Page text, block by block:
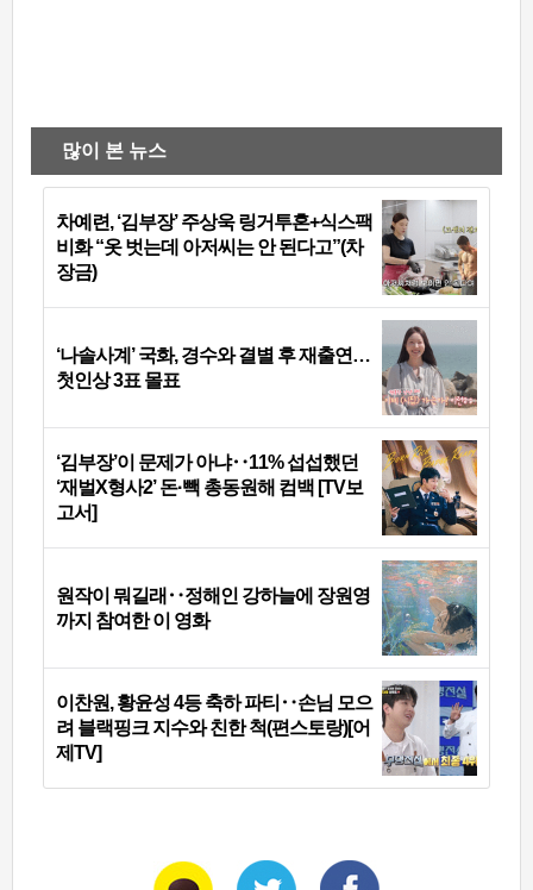
많이 본 뉴스
차예련, ‘김부장’ 주상욱 링거투혼+식스팩
비화 “옷 벗는데 아저씨는 안 된다고”(차
장금)
‘나솔사계’ 국화, 경수와 결별 후 재출연…
첫인상 3표 몰표
‘김부장’이 문제가 아냐‥11% 섭섭했던
‘재벌X형사2’ 돈·빽 총동원해 컴백 [TV보
고서]
원작이 뭐길래‥정해인 강하늘에 장원영
까지 참여한 이 영화
이찬원, 황윤성 4등 축하 파티‥손님 모으
려 블랙핑크 지수와 친한 척(편스토랑)[어
제TV]